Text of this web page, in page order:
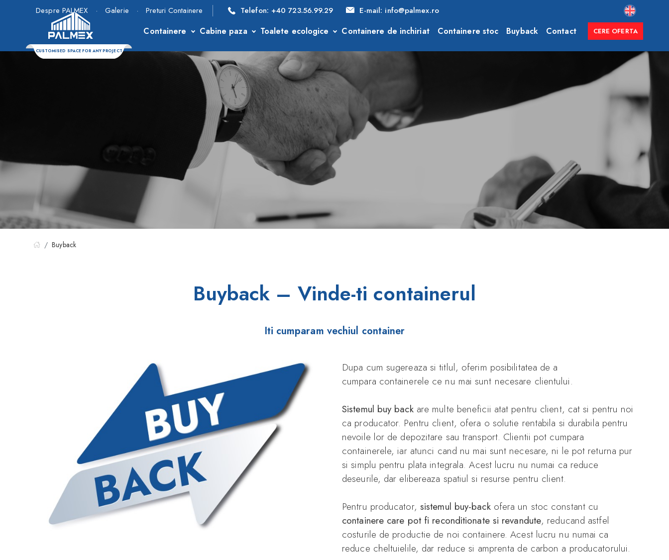
Despre PALMEX · Galerie · Preturi Containere Telefon: +40 723.56.99.29 E-mail: info@palmex.ro
CUSTOMISED SPACE FOR ANY PROJECT
Containere Cabine paza Toalete ecologice Containere de inchiriat Containere stoc Buyback Contact CERE OFERTA
Buyback
Buyback – Vinde-ti containerul
Iti cumparam vechiul container
Dupa cum sugereaza si titlul, oferim posibilitatea de a
cumpara containerele ce nu mai sunt necesare clientului.
Sistemul buy back are multe beneficii atat pentru client, cat si pentru noi
ca producator. Pentru client, ofera o solutie rentabila si durabila pentru
nevoile lor de depozitare sau transport. Clientii pot cumpara
containerele, iar atunci cand nu mai sunt necesare, ni le pot returna pur
si simplu pentru plata integrala. Acest lucru nu numai ca reduce
deseurile, dar elibereaza spatiul si resurse pentru client.
Pentru producator, sistemul buy-backofera un stoc constant cu
containere care pot fi reconditionate si revandute, reducand astfel
costurile de productie de noi containere. Acest lucru nu numai ca
reduce cheltuielile, dar reduce si amprenta de carbon a producatorului.